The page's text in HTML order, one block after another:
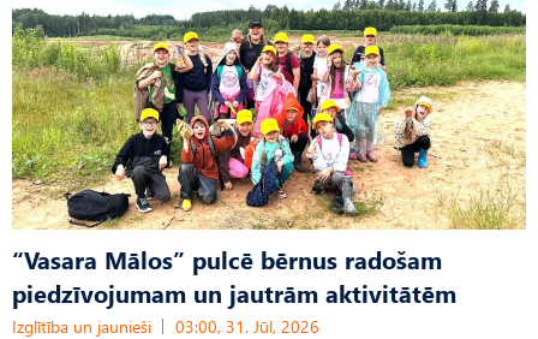
“Vasara Mālos” pulcē bērnus radošam
piedzīvojumam un jautrām aktivitātēm
Izglītība un jaunieši 03:00, 31. Jūl, 2026